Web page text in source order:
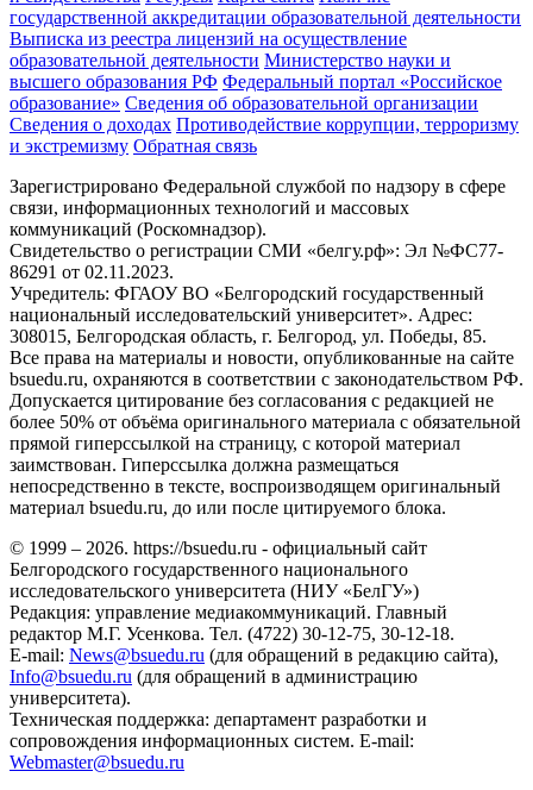
государственной аккредитации образовательной деятельности
Выписка из реестра лицензий на осуществление
образовательной деятельности Министерствo науки и
высшего образования РФ Федеральный портал «Российское
образование» Сведения об образовательной организации
Сведения о доходах Противодействие коррупции, терроризму
и экстремизму Обратная связь
Зарегистрировано Федеральной службой по надзору в сфере
связи, информационных технологий и массовых
коммуникаций (Роскомнадзор).
Свидетельство о регистрации СМИ «белгу.рф»: Эл №ФС77-
86291 от 02.11.2023.
Учредитель: ФГАОУ ВО «Белгородский государственный
национальный исследовательский университет». Адрес:
308015, Белгородская область, г. Белгород, ул. Победы, 85.
Все права на материалы и новости, опубликованные на сайте
bsuedu.ru, охраняются в соответствии с законодательством РФ.
Допускается цитирование без согласования с редакцией не
более 50% от объёма оригинального материала с обязательной
прямой гиперссылкой на страницу, с которой материал
заимствован. Гиперссылка должна размещаться
непосредственно в тексте, воспроизводящем оригинальный
материал bsuedu.ru, до или после цитируемого блока.
© 1999 – 2026. https://bsuedu.ru - официальный сайт
Белгородского государственного национального
исследовательского университета (НИУ «БелГУ»)
Редакция: управление медиакоммуникаций. Главный
редактор М.Г. Усенкова. Тел. (4722) 30-12-75, 30-12-18.
E-mail: News@bsuedu.ru (для обращений в редакцию сайта),
Info@bsuedu.ru (для обращений в администрацию
университета).
Техническая поддержка: департамент разработки и
сопровождения информационных систем. E-mail:
Webmaster@bsuedu.ru